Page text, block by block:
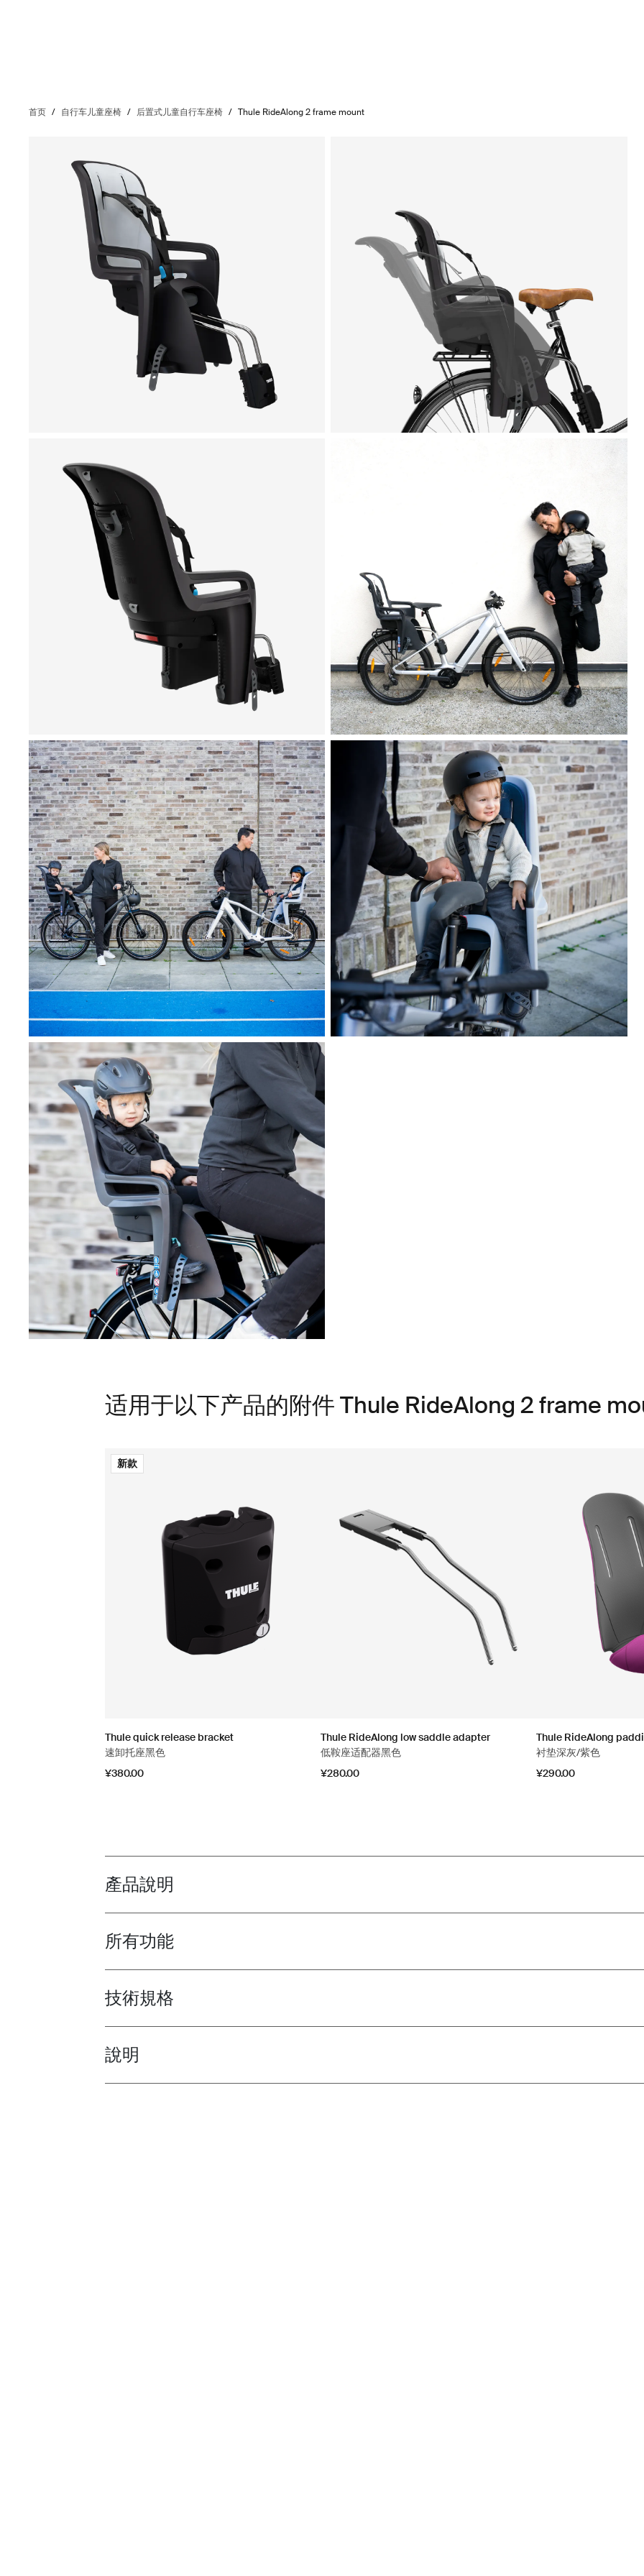
首页 / 自行车儿童座椅 / 后置式儿童自行车座椅 / Thule RideAlong 2 frame mount
适用于以下产品的附件 Thule RideAlong 2 frame
新款
Thule quick release bracket
速卸托座黑色
¥380.00
Thule RideAlong low saddle adapter
低鞍座适配器黑色
¥280.00
Thule RideAlong
衬垫深灰/紫色
¥290.00
Toggle overview
產品說明
Toggle features
所有功能
Toggle techspec
技術規格
Toggle guides and instructions
說明